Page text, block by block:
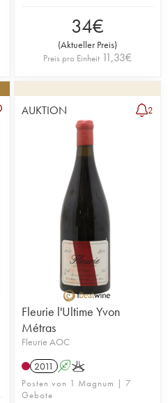
34€
(Aktueller Preis)
Preis pro Einheit 11,33€
AUKTION 2
Fleurie l'Ultime Yvon
Métras
Fleurie AOC
2011 AK
Posten von 1 Magnum | 7
Gebote